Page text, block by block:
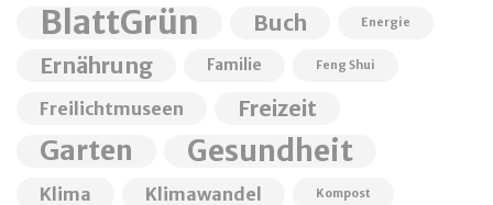
BlattGrün Buch Energie
Ernährung Familie Feng Shui
Freilichtmuseen Freizeit
Garten Gesundheit
Klima Klimawandel Kompost